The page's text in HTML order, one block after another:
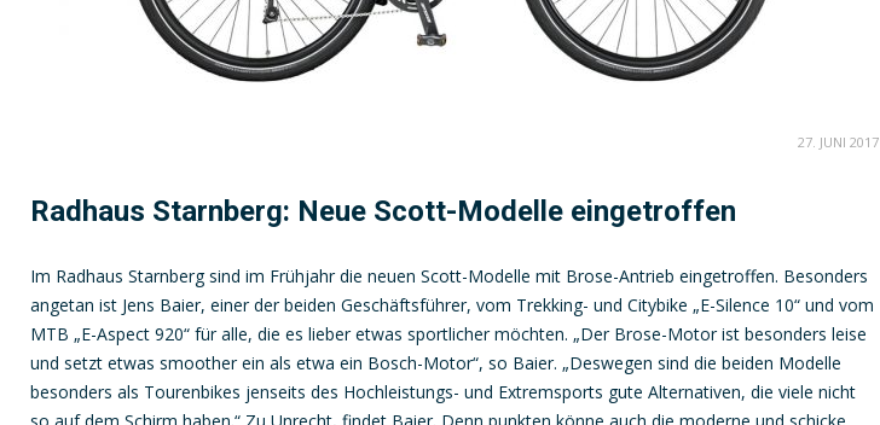
27. JUNI 2017
Radhaus Starnberg: Neue Scott-Modelle eingetroffen
Im Radhaus Starnberg sind im Frühjahr die neuen Scott-Modelle mit Brose-Antrieb eingetroffen. Besonders
angetan ist Jens Baier, einer der beiden Geschäftsführer, vom Trekking- und Citybike „E-Silence 10“ und vom
MTB „E-Aspect 920“ für alle, die es lieber etwas sportlicher möchten. „Der Brose-Motor ist besonders leise
und setzt etwas smoother ein als etwa ein Bosch-Motor“, so Baier. „Deswegen sind die beiden Modelle
besonders als Tourenbikes jenseits des Hochleistungs- und Extremsports gute Alternativen, die viele nicht